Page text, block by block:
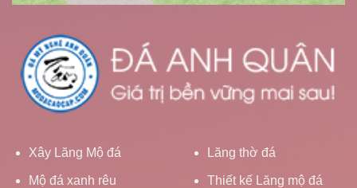
Xây Lăng Mộ đá
Mộ đá xanh rêu
Lăng thờ đá
Thiết kế Lăng mộ đá